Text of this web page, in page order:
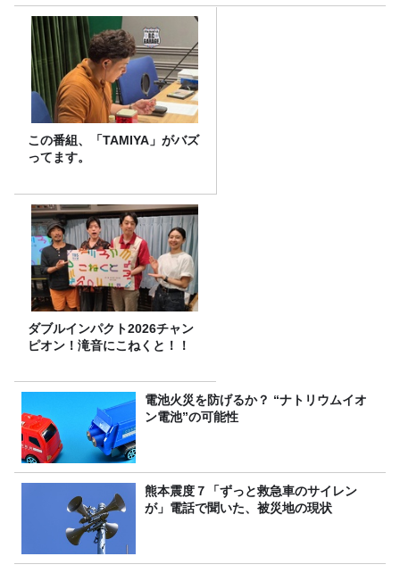
この番組、「TAMIYA」がバズ
ってます。
ダブルインパクト2026チャン
ピオン！滝音にこねくと！！
電池火災を防げるか？ “ナトリウムイオ
ン電池”の可能性
熊本震度７「ずっと救急車のサイレン
が」電話で聞いた、被災地の現状